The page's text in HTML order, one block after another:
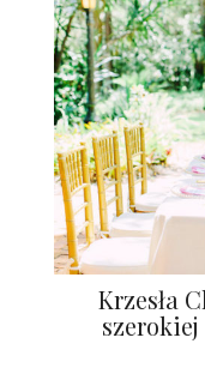
Krzesła